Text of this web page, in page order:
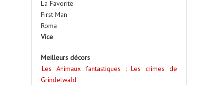
La Favorite
First Man
Roma
Vice
Meilleurs décors
Les Animaux fantastiques : Les crimes de
Grindelwald